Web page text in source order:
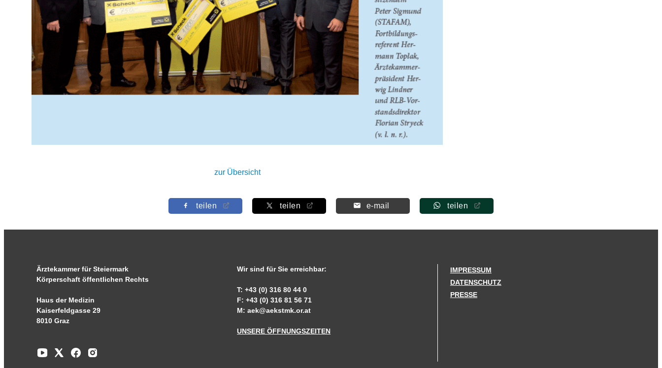
zur Übersicht
teilen teilen e-mail teilen
Ärztekammer für Steiermark
Körperschaft öffentlichen Rechts
Haus der Medizin
Kaiserfeldgasse 29
8010 Graz
Wir sind für Sie erreichbar:
T: +43 (0) 316 80 44 0
F: +43 (0) 316 81 56 71
M:aek@aekstmk.or.at
UNSERE ÖFFNUNGSZEITEN
IMPRESSUM
DATENSCHUTZ
PRESSE